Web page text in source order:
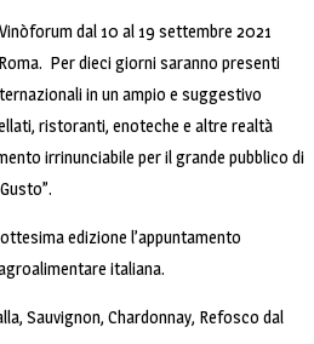
dal 10 al 19 settembre 2021
Per dieci giorni saranno presenti
in un ampio e suggestivo
ristoranti, enoteche e altre realtà
irrinunciabile per il grande pubblico di
edizione l’appuntamento
italiana.